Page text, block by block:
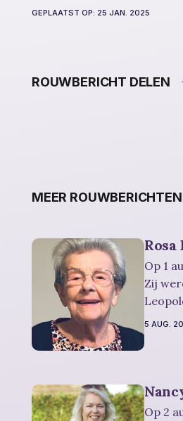
GEPLAATST OP: 25 JAN. 2025
ROUWBERICHT DELEN
MEER
Op 1
Zij
en werd 91 jaar. Rouwbericht
5 AUG.
Op 2